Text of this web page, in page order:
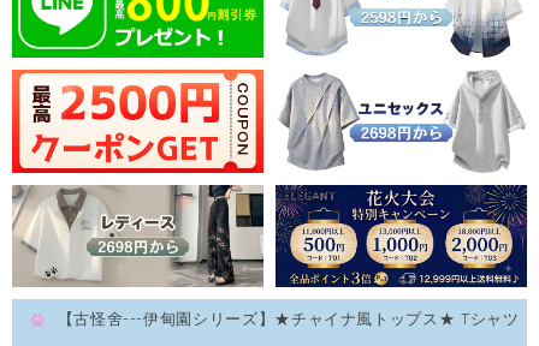
【古怪舍---伊甸園シリーズ】★チャイナ風トップス★ Tシャツ